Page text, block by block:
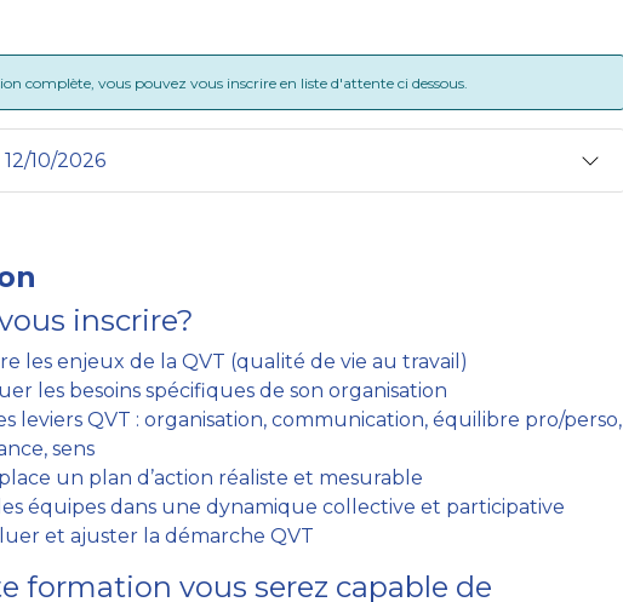
complète, vous pouvez vous inscrire en liste d'attente ci dessous.
10/2026
inscrire?
les enjeux de la QVT (qualité de vie au travail)
les besoins spécifiques de son organisation
leviers QVT : organisation, communication, équilibre pro/perso,
sens
un plan d’action réaliste et mesurable
équipes dans une dynamique collective et participative
et ajuster la démarche QVT
formation vous serez capable de